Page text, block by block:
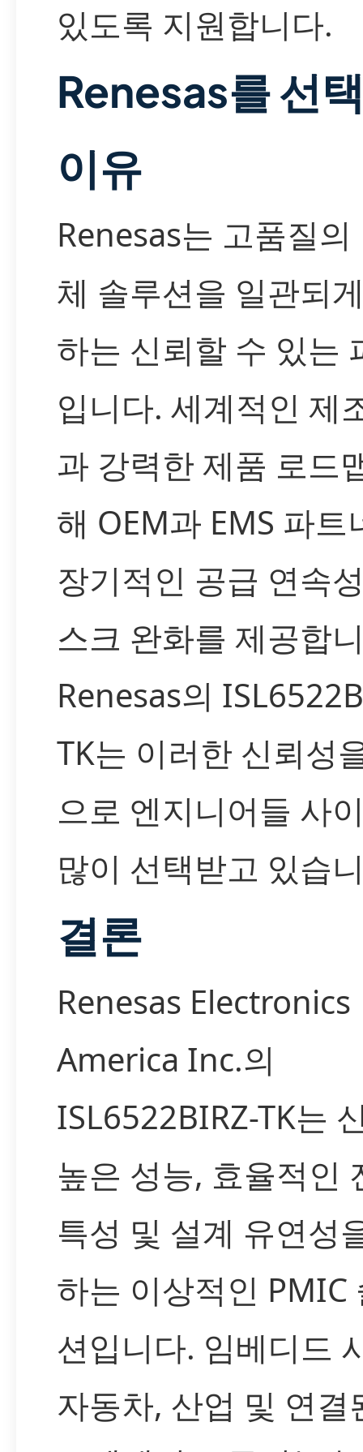
있도록 지원합니다.
Renesas를 선
이유
Renesas는 고품질의
체 솔루션을 일관되
하는 신뢰할 수 있는
입니다. 세계적인 제
과 강력한 제품 로드
해 OEM과 EMS 파트
장기적인 공급 연속
스크 완화를 제공합
Renesas의
TK는 이러한 신뢰성
으로 엔지니어들 사
많이 선택받고 있습
결론
Renesas Electronics
America Inc.의
ISL6522BIRZ-TK는
높은 성능, 효율적인
특성 및 설계 유연성
하는 이상적인 PMIC
션입니다. 임베디드
자동차, 산업 및 연결